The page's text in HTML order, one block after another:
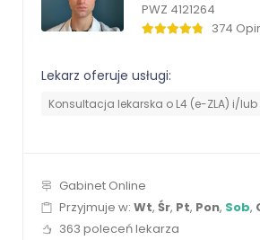
PWZ 4121264
374
Lekarz oferuje usługi:
Konsultacja lekarska o L4 (e-ZLA) i/lub
Gabinet Online
Przyjmuje w: Wt, Śr, Pt, Pon, Sob,
363 poleceń lekarza